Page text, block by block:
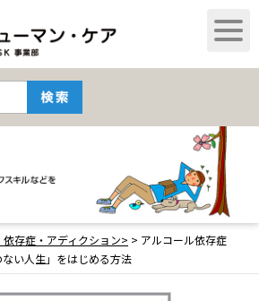
依存症・アディクション> > アルコール依存症
い人生」をはじめる方法